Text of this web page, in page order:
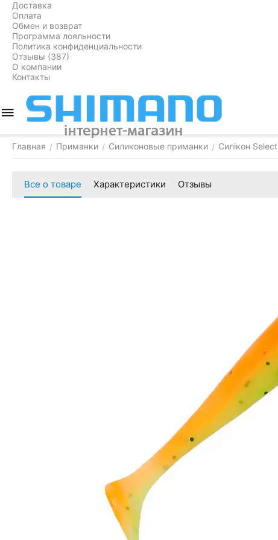
Доставка
Оплата
Обмен и возврат
Программа лояльности
Политика конфиденциальности
Отзывы (387)
О компании
Контакты
Главная / Приманки / Силиконовые приманки / Силікон Select
Все о товаре Характеристики Отзывы